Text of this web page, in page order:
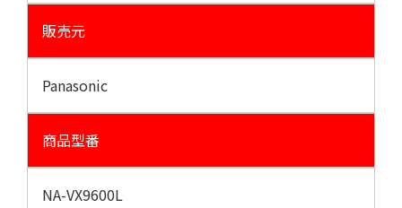
販売元
Panasonic
商品型番
NA-VX9600L